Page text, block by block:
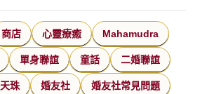
商店 心靈療癒 Mahamudra
單身聯誼 童話 二婚聯誼
天珠 婚友社 婚友社常見問題